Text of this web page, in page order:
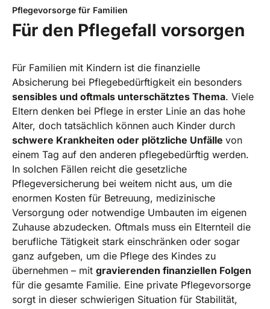
Pflegevorsorge für Familien
Für den Pflegefall vorsorgen
Für Familien mit Kindern ist die finanzielle
Absicherung bei Pflegebedürftigkeit ein besonders
sensibles und oftmals unterschätztes Thema. Viele
Eltern denken bei Pflege in erster Linie an das hohe
Alter, doch tatsächlich können auch Kinder durch
schwere Krankheiten oder plötzliche Unfälle von
einem Tag auf den anderen pflegebedürftig werden.
In solchen Fällen reicht die gesetzliche
Pflegeversicherung bei weitem nicht aus, um die
enormen Kosten für Betreuung, medizinische
Versorgung oder notwendige Umbauten im eigenen
Zuhause abzudecken. Oftmals muss ein Elternteil die
berufliche Tätigkeit stark einschränken oder sogar
ganz aufgeben, um die Pflege des Kindes zu
übernehmen – mit gravierenden finanziellen Folgen
für die gesamte Familie. Eine private Pflegevorsorge
sorgt in dieser schwierigen Situation für Stabilität,